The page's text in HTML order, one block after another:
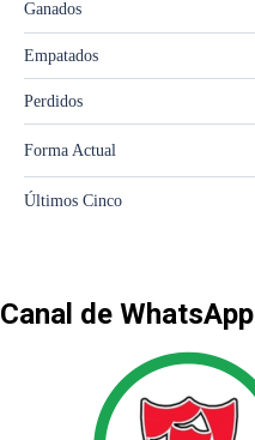
Canal de WhatsApp